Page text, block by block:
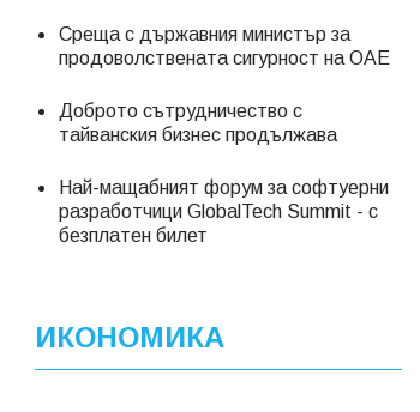
Среща с държавния министър за
продоволствената сигурност на ОАЕ
Доброто сътрудничество с
тайванския бизнес продължава
Най-мащабният форум за софтуерни
разработчици GlobalTech Summit - с
безплатен билет
ИКОНОМИКА